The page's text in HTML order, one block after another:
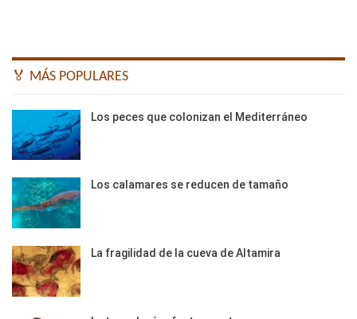
🏅 MÁS POPULARES
Los peces que colonizan el Mediterráneo
Los calamares se reducen de tamaño
La fragilidad de la cueva de Altamira